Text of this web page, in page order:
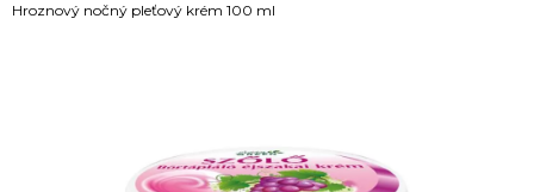
Hroznový nočný pleťový krém 100 ml